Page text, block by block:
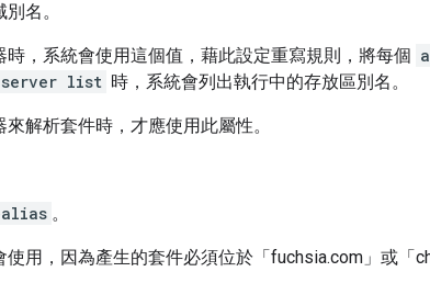
名。
，系統會使用這個值，藉此設定重寫規則，將每個
list 時，系統會列出執行中的存放區別名。
解析套件時，才應使用此屬性。
。
用，因為產生的套件必須位於「fuchsia.com」或「